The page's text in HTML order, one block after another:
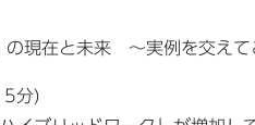
現在と未来 〜実例を交えて
分)